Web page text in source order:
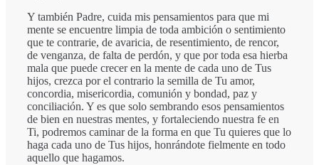
Y también Padre, cuida mis pensamientos para que mi
mente se encuentre limpia de toda ambición o sentimiento
que te contrarie, de avaricia, de resentimiento, de rencor,
de venganza, de falta de perdón, y que por toda esa hierba
mala que puede crecer en la mente de cada uno de Tus
hijos, crezca por el contrario la semilla de Tu amor,
concordia, misericordia, comunión y bondad, paz y
conciliación. Y es que solo sembrando esos pensamientos
de bien en nuestras mentes, y fortaleciendo nuestra fe en
Ti, podremos caminar de la forma en que Tu quieres que lo
haga cada uno de Tus hijos, honrándote fielmente en todo
aquello que hagamos.